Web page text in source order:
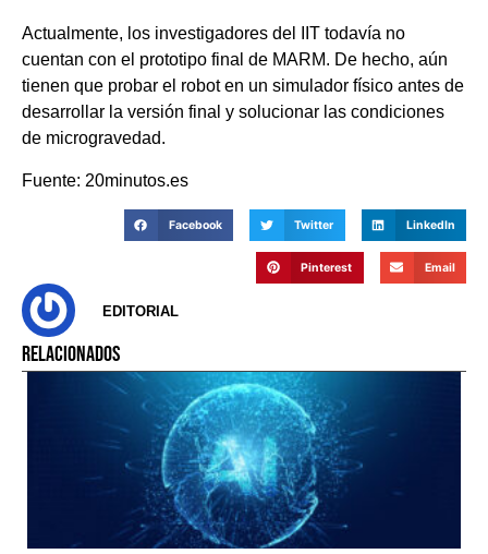
Actualmente, los investigadores del IIT todavía no
cuentan con el prototipo final de MARM. De hecho, aún
tienen que probar el robot en un simulador físico antes de
desarrollar la versión final y solucionar las condiciones
de microgravedad.
Fuente: 20minutos.es
Facebook Twitter LinkedIn
Pinterest Email
EDITORIAL
RELACIONADOS